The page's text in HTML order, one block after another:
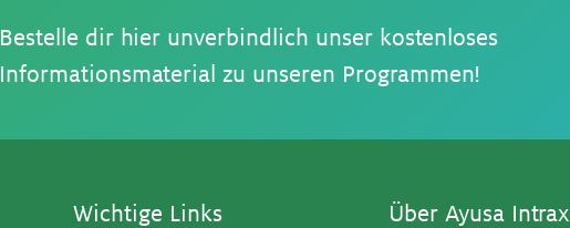
Bestelle dir hier unverbindlich unser kostenloses
Informationsmaterial zu unseren Programmen!
Wich­ti­ge Links Über Ayu­sa In­trax